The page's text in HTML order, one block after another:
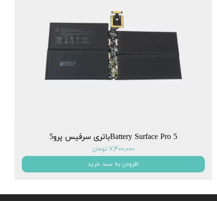
Battery Surface Pro 5باتری سرفیس پرو5
۷,۴۰۰,۰۰۰ تومان
افزودن به سبد خرید